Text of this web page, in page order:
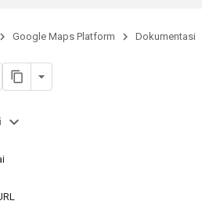
Google Maps Platform Dokumentasi